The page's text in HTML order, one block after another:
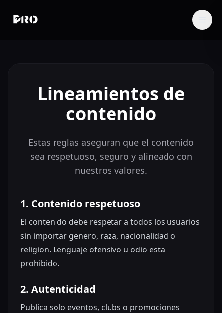
Lineamientos de
contenido
Estas reglas aseguran que el contenido
sea respetuoso, seguro y alineado con
nuestros valores.
1. Contenido respetuoso
El contenido debe respetar a todos los usuarios
sin importar genero, raza, nacionalidad o
religion. Lenguaje ofensivo u odio esta
prohibido.
2. Autenticidad
Publica solo eventos, clubs o promociones